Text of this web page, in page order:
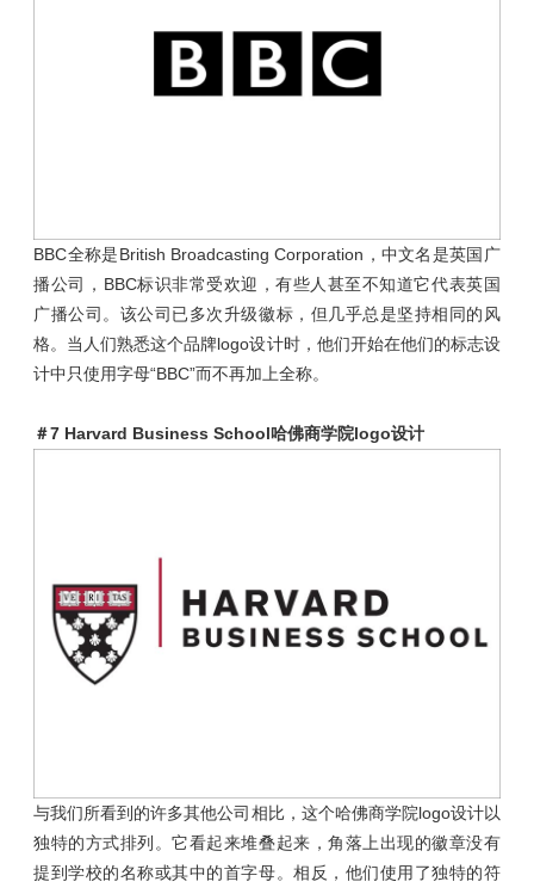
BBC全称是British Broadcasting Corporation，中文名是英国广
播公司，BBC标识非常受欢迎，有些人甚至不知道它代表英国
广播公司。该公司已多次升级徽标，但几乎总是坚持相同的风
格。当人们熟悉这个品牌logo设计时，他们开始在他们的标志设
计中只使用字母“BBC”而不再加上全称。
＃7 Harvard Business School哈佛商学院logo设计
与我们所看到的许多其他公司相比，这个哈佛商学院logo设计以
独特的方式排列。它看起来堆叠起来，角落上出现的徽章没有
提到学校的名称或其中的首字母。相反，他们使用了独特的符